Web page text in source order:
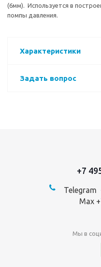
(6мм). Используется в
помпы давления.
Характеристики
Задать вопрос
+7
Telegram
Max
Мы в